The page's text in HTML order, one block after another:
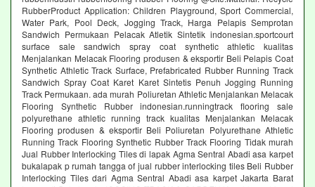
RubberProduct Application: Children Playground, Sport Commercial,
Water Park, Pool Deck, Jogging Track, Harga Pelapis Semprotan
Sandwich Permukaan Pelacak Atletik Sintetik indonesian.sportcourt
surface sale sandwich spray coat synthetic athletic kualitas
Menjalankan Melacak Flooring produsen & eksportir Beli Pelapis Coat
Synthetic Athletic Track Surface, Prefabricated Rubber Running Track
Sandwich Spray Coat Karet Karet Sintetis Penuh Jogging Running
Track Permukaan. ada murah Poliuretan Athletic Menjalankan Melacak
Flooring Synthetic Rubber indonesian.runningtrack flooring sale
polyurethane athletic running track kualitas Menjalankan Melacak
Flooring produsen & eksportir Beli Poliuretan Polyurethane Athletic
Running Track Flooring Synthetic Rubber Track Flooring Tidak murah
Jual Rubber Interlocking Tiles di lapak Agma Sentral Abadi asa karpet
bukalapak p rumah tangga of jual rubber interlocking tiles Beli Rubber
Interlocking Tiles dari Agma Sentral Abadi asa karpet Jakarta Barat